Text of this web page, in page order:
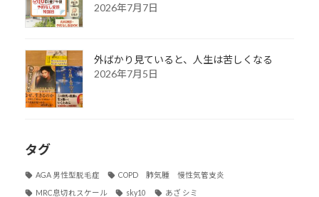
2026年7月7日
外ばかり見ていると、人生は苦しくなる
2026年7月5日
タグ
AGA 男性型脱毛症 COPD 肺気腫 慢性気管支炎
MRC息切れスケール sky10 あざ シミ